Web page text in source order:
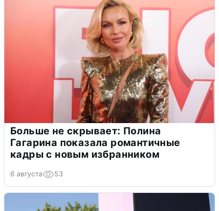
Больше не скрывает: Полина
Гагарина показала романтичные
кадры с новым избранником
6 августа 53